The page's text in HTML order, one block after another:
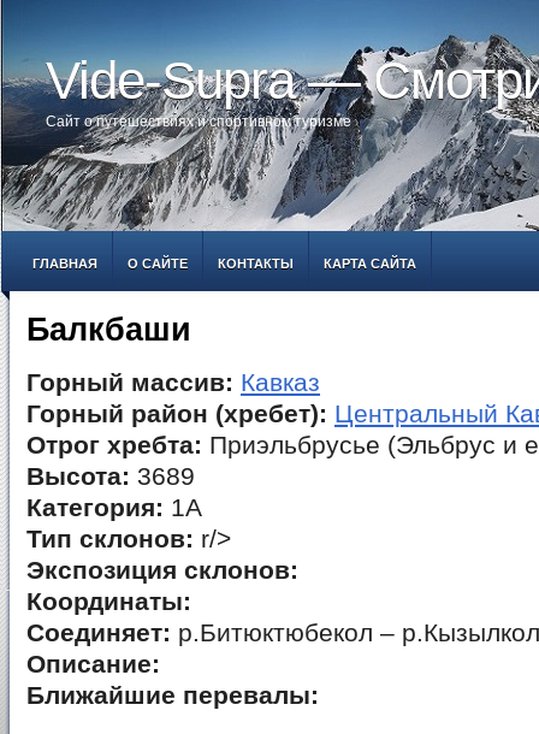
Vide-Supra —
Сайт о путешествиях и спортивном туризме
ГЛАВНАЯ О САЙТЕ КОНТАКТЫ КАРТА САЙТА
Балкбаши
Горный массив: Кавказ
Горный район (хребет): Центральный
Отрог хребта: Приэльбрусье (Эльбрус и
Высота: 3689
Категория: 1А
Тип склонов: r/>
Экспозиция склонов:
Координаты:
Соединяет: р.Битюктюбекол –
Описание:
Ближайшие перевалы: